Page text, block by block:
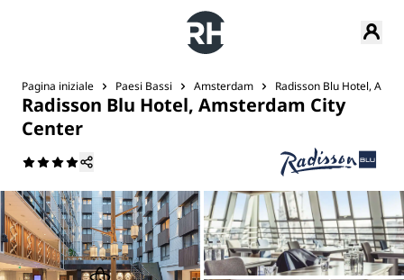
Pagina iniziale Paesi Bassi Amsterdam Radisson Blu Hotel,
Radisson Blu Hotel, Amsterdam City
Center